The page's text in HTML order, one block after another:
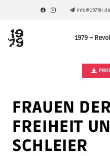
info@1979ir.de
1979 –
FRAUEN
FREIHEIT
SCHLEIER